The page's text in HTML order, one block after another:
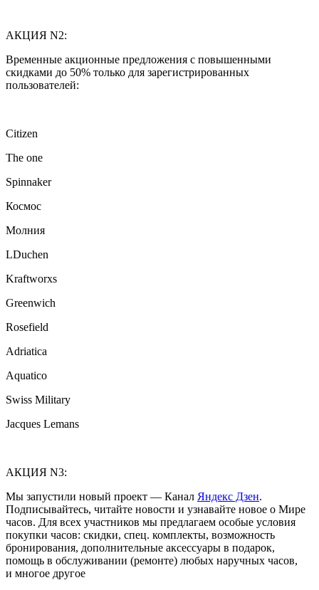
АКЦИЯ N2:
Временные акционные предложения с повышенными
скидками до 50% только для зарегистрированных
пользователей:
Citizen
The one
Spinnaker
Космос
Молния
LDuchen
Kraftworxs
Greenwich
Rosefield
Adriatica
Aquatico
Swiss Military
Jacques Lemans
АКЦИЯ N3:
Мы запустили новый проект — Канал Яндекс Дзен.
Подписывайтесь, читайте новости и узнавайте новое о Мире
часов. Для всех участников мы предлагаем особые условия
покупки часов: скидки, спец. комплекты, возможность
бронирования, дополнительные аксессуары в подарок,
помощь в обслуживании (ремонте) любых наручных часов,
и многое другое